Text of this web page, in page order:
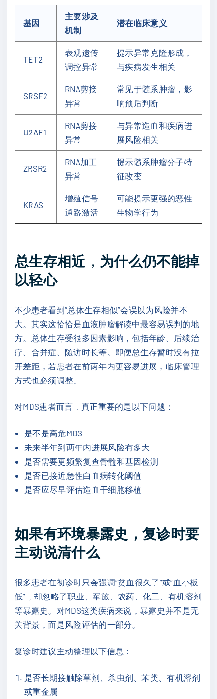
基因
主要涉及
机制
潜在临床意义
TET2
表观遗传
调控异常
提示异常克隆形成，
与疾病发生相关
SRSF2
RNA剪接
异常
常见于髓系肿瘤，影
响预后判断
U2AF1
RNA剪接
异常
与异常造血和疾病进
展风险相关
ZRSR2
RNA加工
异常
提示髓系肿瘤分子特
征改变
KRAS
增殖信号
通路激活
可能提示更强的恶性
生物学行为
总生存相近，为什么仍不能掉
以轻心
不少患者看到“总体生存相似”会误以为风险并不
大。其实这恰恰是血液肿瘤解读中最容易误判的地
方。总体生存受很多因素影响，包括年龄、后续治
疗、合并症、随访时长等。即便总生存暂时没有拉
开差距，若患者在前两年内更容易进展，临床管理
方式也必须调整。
对MDS患者而言，真正重要的是以下问题：
是不是高危MDS
未来半年到两年内进展风险有多大
是否需要更频繁复查骨髓和基因检测
是否已接近急性白血病转化阈值
是否应尽早评估造血干细胞移植
如果有环境暴露史，复诊时要
主动说清什么
很多患者在初诊时只会强调“贫血很久了”或“血小板
低”，却忽略了职业、军旅、农药、化工、有机溶剂
等暴露史。对MDS这类疾病来说，暴露史并不是无
关背景，而是风险评估的一部分。
复诊时建议主动整理以下信息：
是否长期接触除草剂、杀虫剂、苯类、有机溶剂
或重金属